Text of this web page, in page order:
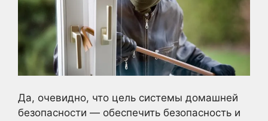
Да, очевидно, что цель системы домашней
безопасности — обеспечить безопасность и